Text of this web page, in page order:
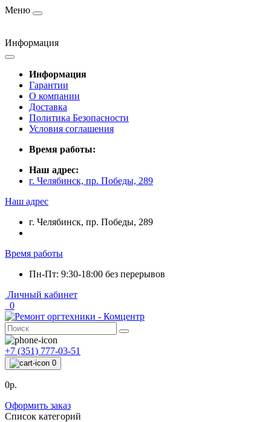
Меню
Информация
Информация
Гарантии
О компании
Доставка
Политика Безопасности
Условия соглашения
Время работы:
Наш адрес:
г. Челябинск, пр. Победы, 289
Наш адрес
г. Челябинск, пр. Победы, 289
Время работы
Пн-Пт: 9:30-18:00 без перерывов
Личный кабинет
0
+7 (351) 777-03-51
0
0р.
Оформить заказ
Список категорий